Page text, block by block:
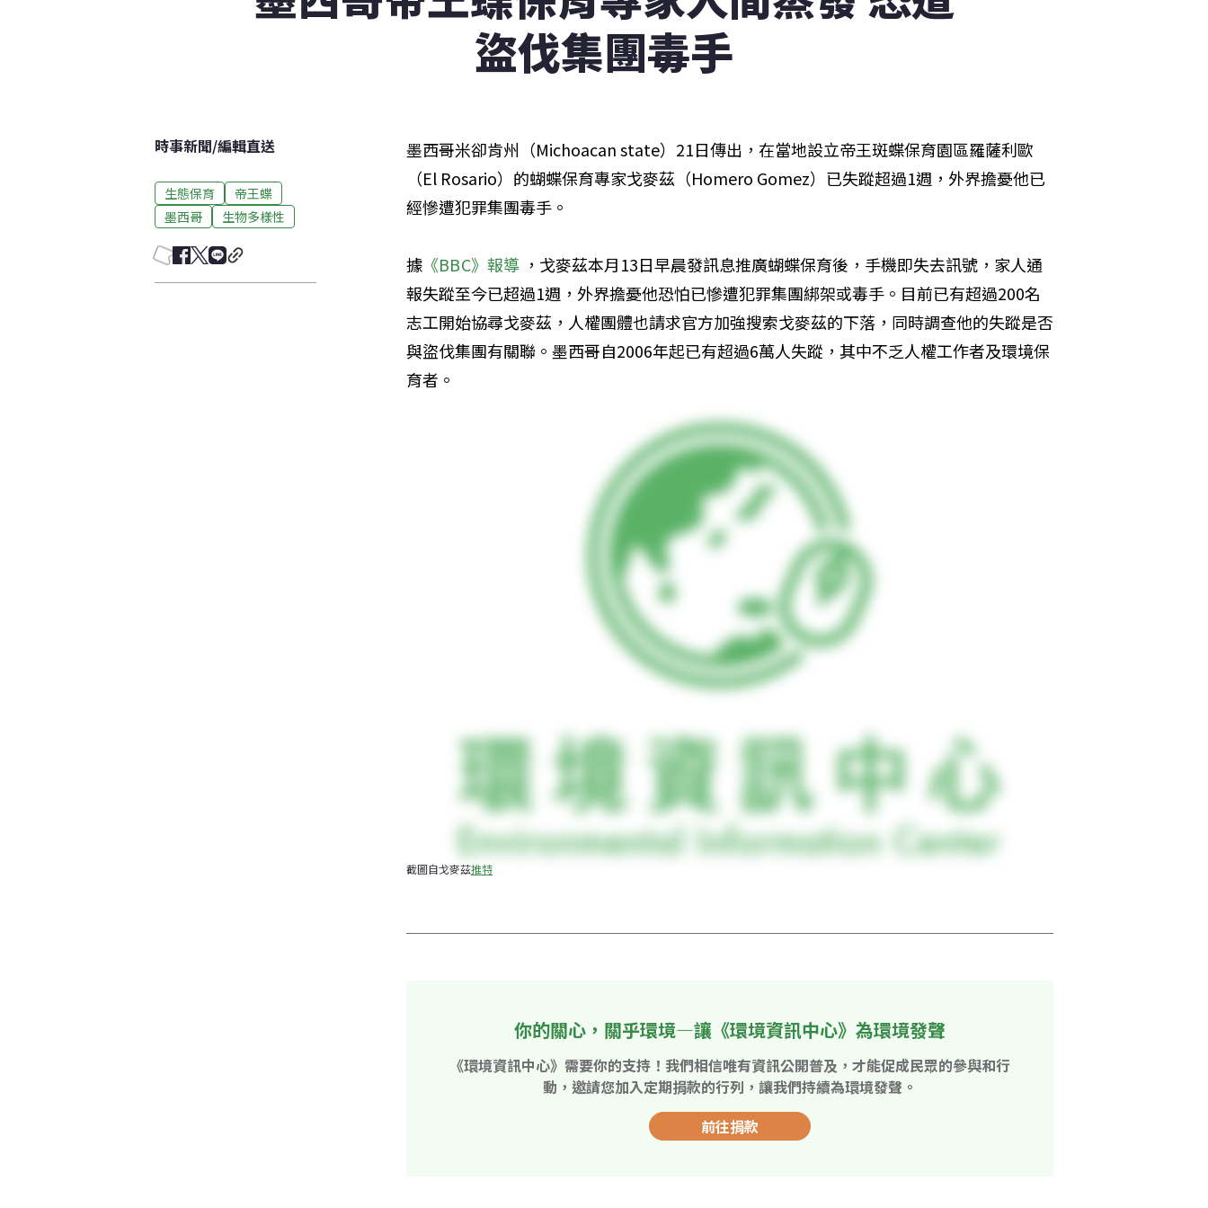
盜伐集團毒手
時事新聞/編輯直送
生態保育
帝王蝶
墨西哥
生物多樣性
墨西哥米卻肯州（Michoacan state）21日傳出，在當地設立帝王斑蝶保育園區羅薩利歐
（El Rosario）的蝴蝶保育專家戈麥茲（Homero Gomez）已失蹤超過1週，外界擔憂他已
經慘遭犯罪集團毒手。
據 《BBC》報導 ，戈麥茲本月13日早晨發訊息推廣蝴蝶保育後，手機即失去訊號，家人通
報失蹤至今已超過1週，外界擔憂他恐怕已慘遭犯罪集團綁架或毒手。目前已有超過200名
志工開始協尋戈麥茲，人權團體也請求官方加強搜索戈麥茲的下落，同時調查他的失蹤是否
與盜伐集團有關聯。墨西哥自2006年起已有超過6萬人失蹤，其中不乏人權工作者及環境保
育者。
截圖自戈麥茲推特
你的關心，關乎環境—讓《環境資訊中心》為環境發聲
《環境資訊中心》需要你的支持！我們相信唯有資訊公開普及，才能促成民眾的參與和行
動，邀請您加入定期捐款的行列，讓我們持續為環境發聲。
前往捐款